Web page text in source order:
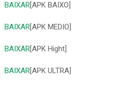
BAIXAR[APK BAIXO]
BAIXAR[APK MEDIO]
BAIXAR[APK Hight]
BAIXAR[APK ULTRA]